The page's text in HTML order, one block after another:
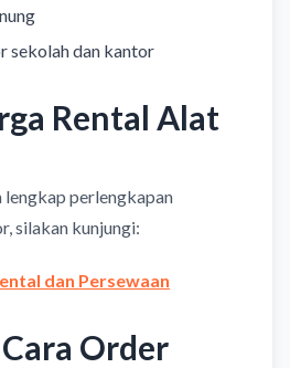
sekolah dan kantor
Rental Alat
perlengkapan
silakan kunjungi:
dan Persewaan
Order